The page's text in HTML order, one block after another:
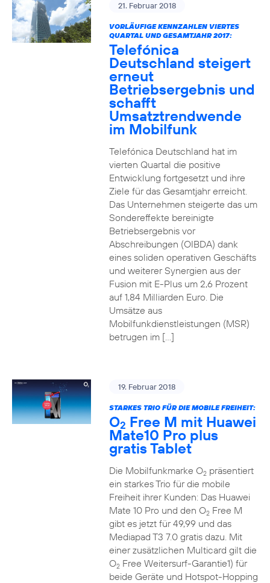
21. Februar 2018
VORLÄUFIGE KENNZAHLEN VIERTES
QUARTAL UND GESAMTJAHR 2017:
Telefónica
Deutschland steigert
erneut
Betriebsergebnis und
schafft
Umsatztrendwende
im Mobilfunk
Telefónica Deutschland hat im
vierten Quartal die positive
Entwicklung fortgesetzt und ihre
Ziele für das Gesamtjahr erreicht.
Das Unternehmen steigerte das um
Sondereffekte bereinigte
Betriebsergebnis vor
Abschreibungen (OIBDA) dank
eines soliden operativen Geschäfts
und weiterer Synergien aus der
Fusion mit E-Plus um 2,6 Prozent
auf 1,84 Milliarden Euro. Die
Umsätze aus
Mobilfunkdienstleistungen (MSR)
betrugen im […]
19. Februar 2018
STARKES TRIO FÜR DIE MOBILE FREIHEIT:
O2 Free M mit Huawei
Mate10 Pro plus
gratis Tablet
Die Mobilfunkmarke O2präsentiert
ein starkes Trio für die mobile
Freiheit ihrer Kunden: Das Huawei
Mate 10 Pro und den O2Free M
gibt es jetzt für 49,99 und das
Mediapad T3 7.0 gratis dazu. Mit
einer zusätzlichen Multicard gilt die
O2Free Weitersurf-Garantie1) für
beide Geräte und Hotspot-Hopping